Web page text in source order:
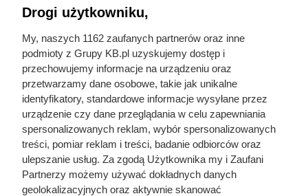
Drogi użytkowniku,
My, naszych 1162 zaufanych partnerów oraz inne
podmioty z Grupy KB.pl uzyskujemy dostęp i
przechowujemy informacje na urządzeniu oraz
przetwarzamy dane osobowe, takie jak unikalne
identyfikatory, standardowe informacje wysyłane przez
urządzenie czy dane przeglądania w celu zapewniania
spersonalizowanych reklam, wybór spersonalizowanych
treści, pomiar reklam i treści, badanie odbiorców oraz
ulepszanie usług. Za zgodą Użytkownika my i Zaufani
Partnerzy możemy używać dokładnych danych
geolokalizacyjnych oraz aktywnie skanować